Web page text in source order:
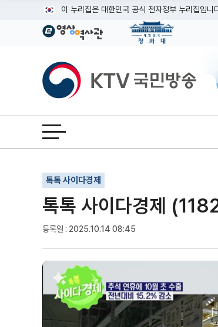
이 누리집은 대한민국 공식 전자정부 누리집입니
공식 누리집 주소 확인하기
이밖에 or.kr 또는 .kr등 다른 도메인 주소를 사용
운영중인 공식 누리집보기
KTV국민방송
전체메뉴 열기
톡톡 사이다경제
톡톡 사이다경제
등록일 : 2025.10.14 08:45
기사인쇄
글자확대
글자축소